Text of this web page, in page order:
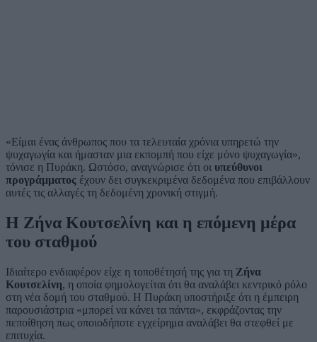
«Είμαι ένας άνθρωπος που τα τελευταία χρόνια υπηρετώ την
ψυχαγωγία και ήμασταν μια εκπομπή που είχε μόνο ψυχαγωγία»,
τόνισε η Πυράκη. Ωστόσο, αναγνώρισε ότι οι υπεύθυνοι
προγράμματος έχουν δει συγκεκριμένα δεδομένα που επιβάλλουν
αυτές τις αλλαγές τη δεδομένη χρονική στιγμή.
Η Ζήνα Κουτσελίνη και η επόμενη μέρα
του σταθμού
Ιδιαίτερο ενδιαφέρον είχε η τοποθέτησή της για τη Ζήνα
Κουτσελίνη, η οποία φημολογείται ότι θα αναλάβει κεντρικό ρόλο
στη νέα δομή του σταθμού. Η Πυράκη υποστήριξε ότι η έμπειρη
παρουσιάστρια «μπορεί να κάνει τα πάντα», εκφράζοντας την
πεποίθηση πως οποιοδήποτε εγχείρημα αναλάβει θα στεφθεί με
επιτυχία.